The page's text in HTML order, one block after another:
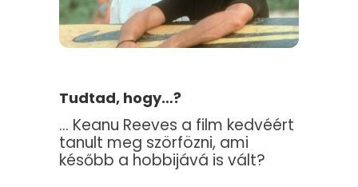
Tudtad, hogy…?
… Keanu Reeves a film kedvéért
tanult meg szörfözni, ami
később a hobbijává is vált?